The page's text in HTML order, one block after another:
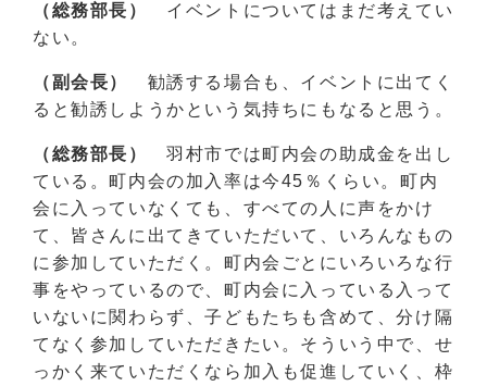
（総務部長）
イベントについてはまだ考えてい
ない。
（副会長）
勧誘する場合も、イベントに出てく
ると勧誘しようかという気持ちにもなると思う。
（総務部長）
羽村市では町内会の助成金を出し
ている。町内会の加入率は今45％くらい。町内
会に入っていなくても、すべての人に声をかけ
て、皆さんに出てきていただいて、いろんなもの
に参加していただく。町内会ごとにいろいろな行
事をやっているので、町内会に入っている入って
いないに関わらず、子どもたちも含めて、分け隔
てなく参加していただきたい。そういう中で、せ
っかく来ていただくなら加入も促進していく、枠